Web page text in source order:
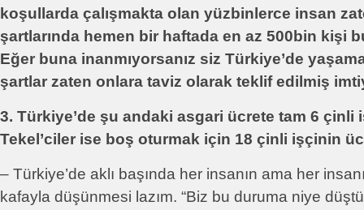
koşullarda çalışmakta olan yüzbinlerce insan
şartlarında hemen bir haftada en az 500bin kişi
Eğer buna inanmıyorsanız siz Türkiye’de
şartlar zaten onlara taviz olarak teklif edilmiş
3. Türkiye’de şu andaki asgari ücrete tam 6 çinli
Tekel’ciler ise boş oturmak için 18 çinli işçinin
– Türkiye’de aklı başında her insanın ama her
kafayla düşünmesi lazım. “Biz bu duruma niye